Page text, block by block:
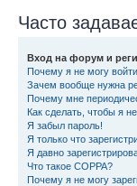
Часто
Вход на форум и
Почему я не могу
Зачем вообще нужна
Почему мне
Как сделать, чтобы я
Я забыл пароль!
Я только что
Я давно
Что такое COPPA?
Почему я не могу